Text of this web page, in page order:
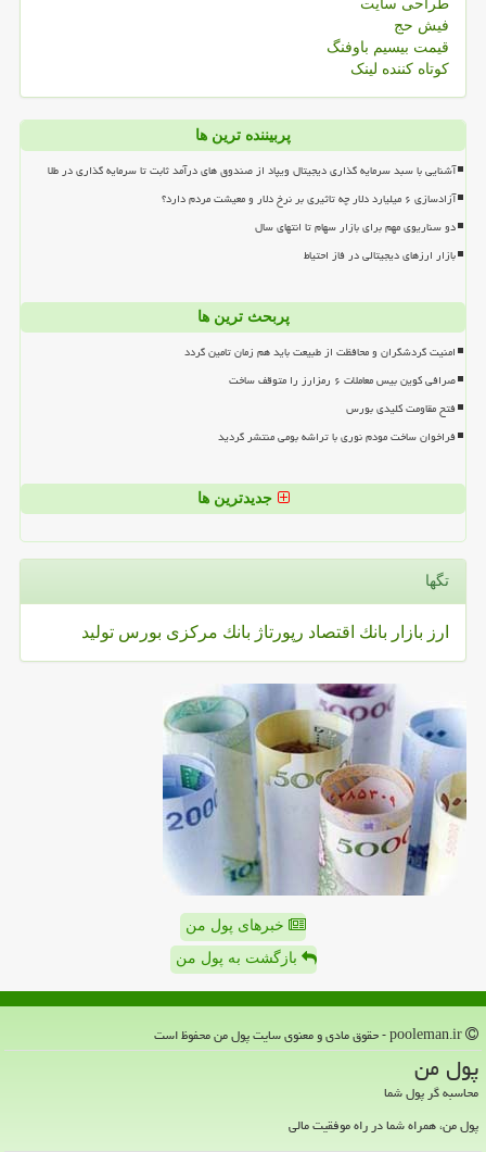
طراحی سایت
فیش حج
قیمت بیسیم باوفنگ
کوتاه کننده لینک
پربیننده ترین ها
آشنایی با سبد سرمایه گذاری دیجیتال ویپاد از صندوق های درآمد ثابت تا سرمایه گذاری در طلا
آزادسازی ۶ میلیارد دلار چه تاثیری بر نرخ دلار و معیشت مردم دارد؟
دو سناریوی مهم برای بازار سهام تا انتهای سال
بازار ارزهای دیجیتالی در فاز احتیاط
پربحث ترین ها
امنیت گردشگران و محافظت از طبیعت باید هم زمان تامین گردد
صرافی کوین بیس معاملات ۶ رمزارز را متوقف ساخت
فتح مقاومت کلیدی بورس
فراخوان ساخت مودم نوری با تراشه بومی منتشر گردید
جدیدترین ها
تگها
ارز بازار بانك اقتصاد رپورتاژ بانك مركزی بورس تولید
خبرهای پول من
بازگشت به پول من
پول من
محاسبه گر پول شما
پول من، همراه شما در راه موفقیت مالی